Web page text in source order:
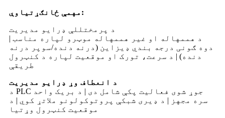
مهمې ځانګړتیاوې:
د پرمختللې ډرایو مدیریت
د هممهاله او غیر هممهاله موټرو لپاره مناسب |
دوه ګونی درجه بندي ډیزاین (درنه دنده/سوپر درنه
دنده) | د سرعت، تورک او موقعیت لپاره د کنټرول
طریقې
د انعطاف وړ ډرایو مدیریت
د PLC جوړ شوی فعالیت پکې شامل دی | د بریک واحد
سره مجهز | د ډیری شبکې پروتوکولونو ملاتړ کوي | د
موقعیت کنټرول وړتیا